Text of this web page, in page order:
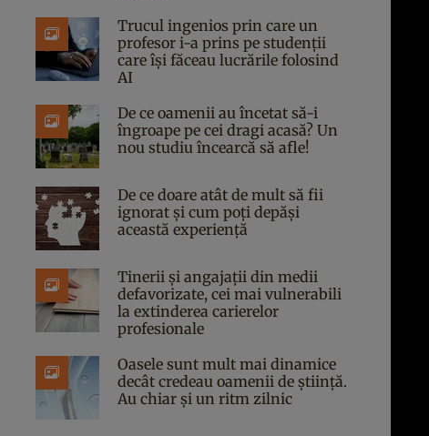
Trucul ingenios prin care un
profesor i-a prins pe studenții
care își făceau lucrările folosind
AI
De ce oamenii au încetat să-i
îngroape pe cei dragi acasă? Un
nou studiu încearcă să afle!
De ce doare atât de mult să fii
ignorat și cum poți depăși
această experiență
Tinerii și angajații din medii
defavorizate, cei mai vulnerabili
la extinderea carierelor
profesionale
Oasele sunt mult mai dinamice
decât credeau oamenii de știință.
Au chiar și un ritm zilnic